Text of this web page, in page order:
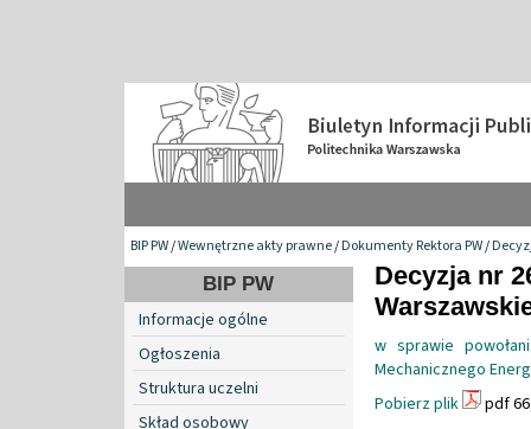
BIP PW/Wewnętrzne akty prawne/Dokumenty Rektora PW/
BIP PW
Informacje ogólne
Ogłoszenia
Struktura uczelni
Skład osobowy
Decyzja nr
w sprawie
Mechanicznego
Pobierz plik
pdf